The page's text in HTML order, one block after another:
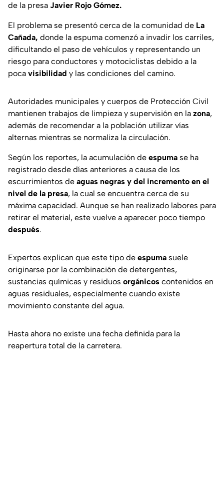
de la presa Javier Rojo Gómez.
El problema se presentó cerca de la comunidad de La
Cañada, donde la espuma comenzó a invadir los carriles,
dificultando el paso de vehículos y representando un
riesgo para conductores y motociclistas debido a la
poca visibilidad y las condiciones del camino.
Autoridades municipales y cuerpos de Protección Civil
mantienen trabajos de limpieza y supervisión en la zona,
además de recomendar a la población utilizar vías
alternas mientras se normaliza la circulación.
Según los reportes, la acumulación de espuma se ha
registrado desde días anteriores a causa de los
escurrimientos de aguas negras y del incremento en el
nivel de la presa, la cual se encuentra cerca de su
máxima capacidad. Aunque se han realizado labores para
retirar el material, este vuelve a aparecer poco tiempo
después.
Expertos explican que este tipo de espuma suele
originarse por la combinación de detergentes,
sustancias químicas y residuos orgánicos contenidos en
aguas residuales, especialmente cuando existe
movimiento constante del agua.
Hasta ahora no existe una fecha definida para la
reapertura total de la carretera.